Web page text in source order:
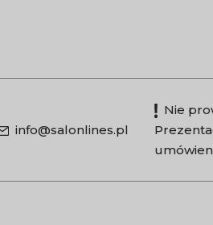
info@salonlines.pl
Nie